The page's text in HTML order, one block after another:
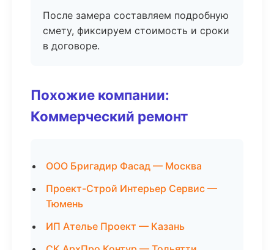
После замера составляем подробную
смету, фиксируем стоимость и сроки
в договоре.
Похожие компании:
Коммерческий ремонт
ООО Бригадир Фасад — Москва
Проект-Строй Интерьер Сервис —
Тюмень
ИП Ателье Проект — Казань